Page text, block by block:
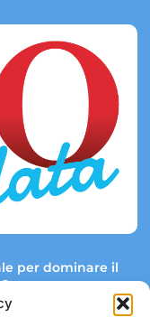
per dominare il